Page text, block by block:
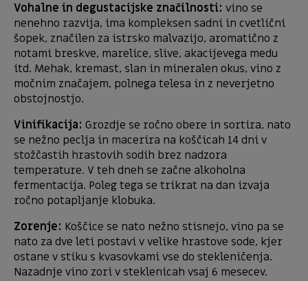
Vohalne in degustacijske značilnosti: vino se
nenehno razvija, ima kompleksen sadni in cvetlični
šopek, značilen za istrsko malvazijo, aromatično z
notami breskve, marelice, slive, akacijevega medu
itd. Mehak, kremast, slan in mineralen okus, vino z
močnim značajem, polnega telesa in z neverjetno
obstojnostjo.
Vinifikacija: Grozdje se ročno obere in sortira, nato
se nežno peclja in macerira na koščicah 14 dni v
stožčastih hrastovih sodih brez nadzora
temperature. V teh dneh se začne alkoholna
fermentacija. Poleg tega se trikrat na dan izvaja
ročno potapljanje klobuka.
Zorenje: Koščice se nato nežno stisnejo, vino pa se
nato za dve leti postavi v velike hrastove sode, kjer
ostane v stiku s kvasovkami vse do stekleničenja.
Nazadnje vino zori v steklenicah vsaj 6 mesecev.